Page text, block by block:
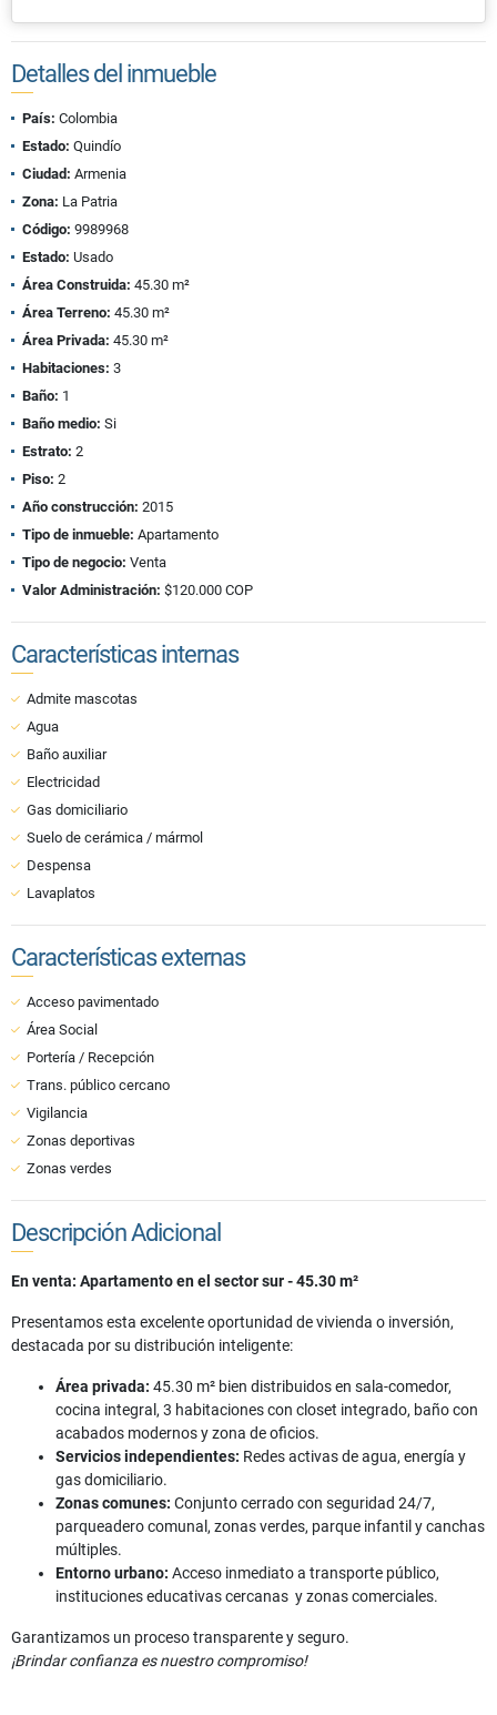
Detalles del inmueble
País: Colombia
Estado: Quindío
Ciudad: Armenia
Zona: La Patria
Código: 9989968
Estado: Usado
Área Construida: 45.30 m²
Área Terreno: 45.30 m²
Área Privada: 45.30 m²
Habitaciones: 3
Baño: 1
Baño medio: Si
Estrato: 2
Piso: 2
Año construcción: 2015
Tipo de inmueble: Apartamento
Tipo de negocio: Venta
Valor Administración: $120.000 COP
Características internas
Admite mascotas
Agua
Baño auxiliar
Electricidad
Gas domiciliario
Suelo de cerámica / mármol
Despensa
Lavaplatos
Características externas
Acceso pavimentado
Área Social
Portería / Recepción
Trans. público cercano
Vigilancia
Zonas deportivas
Zonas verdes
Descripción Adicional
En venta: Apartamento en el sector sur - 45.30 m²
Presentamos esta excelente oportunidad de vivienda o inversión,
destacada por su distribución inteligente:
Área privada: 45.30 m² bien distribuidos en sala-comedor,
cocina integral, 3 habitaciones con closet integrado, baño con
acabados modernos y zona de oficios.
Servicios independientes: Redes activas de agua, energía y
gas domiciliario.
Zonas comunes: Conjunto cerrado con seguridad 24/7,
parqueadero comunal, zonas verdes, parque infantil y canchas
múltiples.
Entorno urbano: Acceso inmediato a transporte público,
instituciones educativas cercanas y zonas comerciales.
Garantizamos un proceso transparente y seguro.
¡Brindar confianza es nuestro compromiso!